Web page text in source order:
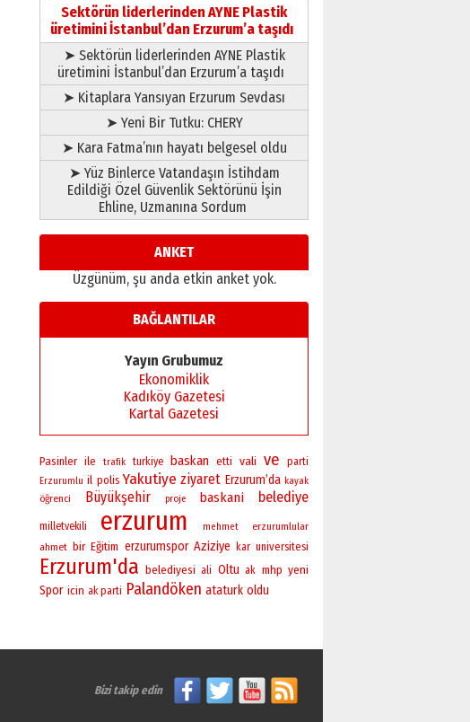
bir vizyon proje daha!
02 Ağustos 2026 Pazar
Sektörün liderlerinden AYNE Plastik
üretimini İstanbul’dan Erzurum’a taşıdı
➤ Sektörün liderlerinden AYNE Plastik
üretimini İstanbul’dan Erzurum’a taşıdı
➤ Kitaplara Yansıyan Erzurum Sevdası
➤ Yeni Bir Tutku: CHERY
➤ Kara Fatma’nın hayatı belgesel oldu
➤ Yüz Binlerce Vatandaşın İstihdam
Edildiği Özel Güvenlik Sektörünü İşin
Ehline, Uzmanına Sordum
ANKET
Üzgünüm, şu anda etkin anket yok.
BAĞLANTILAR
Yayın Grubumuz
Ekonomiklik
Kadıköy Gazetesi
Kartal Gazetesi
Pasinler ile trafik turkiye baskan etti vali ve parti
Erzurumlu il polis Yakutiye ziyaret Erzurum’da kayak
öğrenci Büyükşehir proje baskani belediye
milletvekili erzurum mehmet
erzurumlular
ahmet bir Eğitim erzurumspor Aziziye kar universitesi
Erzurum'da belediyesi ali Oltu ak mhp yeni
Spor icin ak parti Palandöken ataturk oldu
Bizi takip edin